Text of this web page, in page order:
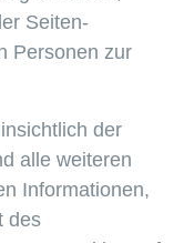
Seiten-
Personen zur
der
alle weiteren
Informationen,
des